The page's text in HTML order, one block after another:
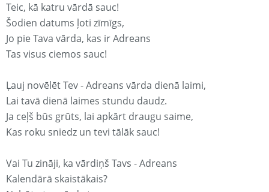
Teic, kā katru vārdā sauc!
Šodien datums ļoti zīmīgs,
Jo pie Tava vārda, kas ir Adreans
Tas visus ciemos sauc!
Ļauj novēlēt Tev - Adreans vārda dienā laimi,
Lai tavā dienā laimes stundu daudz.
Ja ceļš būs grūts, lai apkārt draugu saime,
Kas roku sniedz un tevi tālāk sauc!
Vai Tu zināji, ka vārdiņš Tavs - Adreans
Kalendārā skaistākais?